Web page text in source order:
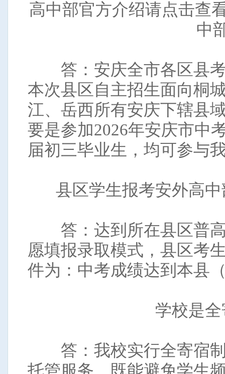
高中部官方介绍请点击查
中
答：安庆全市各区县考
本次县区自主招生面向桐
江、岳西所有安庆下辖县
要是参加2026年安庆市中
届初三毕业生，均可参与
县区学生报考安外高
答：达到所在县区普高
愿填报录取模式，县区考
件为：中考成绩达到本县
学校是
答：我校实行全寄宿制